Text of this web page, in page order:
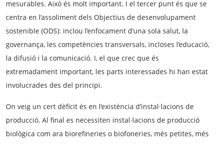
mesurables. Això és molt important. I el tercer punt és que se
centra en l’assoliment dels Objectius de desenvolupament
sostenible (ODS): inclou l’enfocament d’una sola salut, la
governança, les competències transversals, incloses l’educació,
la difusió i la comunicació. I, el que crec que és
extremadament important, les parts interessades hi han estat
involucrades des del principi.
On veig un cert dèficit és en l’existència d’instal·lacions de
producció. Al final es necessiten instal·lacions de producció
biològica com ara biorefineries o biofoneries, més petites, més